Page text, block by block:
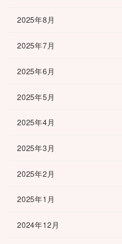
2025年8月
2025年7月
2025年6月
2025年5月
2025年4月
2025年3月
2025年2月
2025年1月
2024年12月